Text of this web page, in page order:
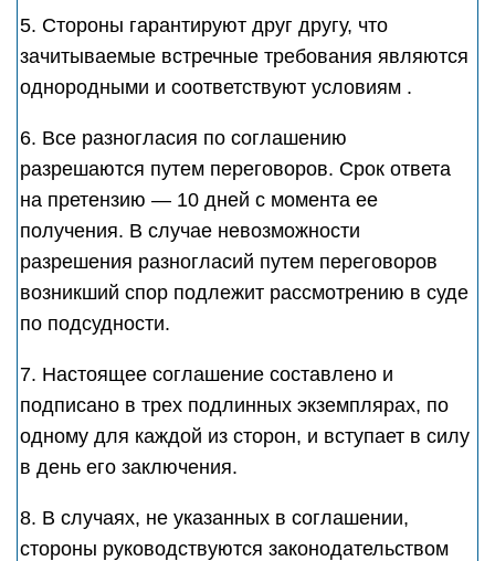
5. Стороны гарантируют друг другу, что
зачитываемые встречные требования являются
однородными и соответствуют условиям .
6. Все разногласия по соглашению
разрешаются путем переговоров. Срок ответа
на претензию — 10 дней с момента ее
получения. В случае невозможности
разрешения разногласий путем переговоров
возникший спор подлежит рассмотрению в суде
по подсудности.
7. Настоящее соглашение составлено и
подписано в трех подлинных экземплярах, по
одному для каждой из сторон, и вступает в силу
в день его заключения.
8. В случаях, не указанных в соглашении,
стороны руководствуются законодательством